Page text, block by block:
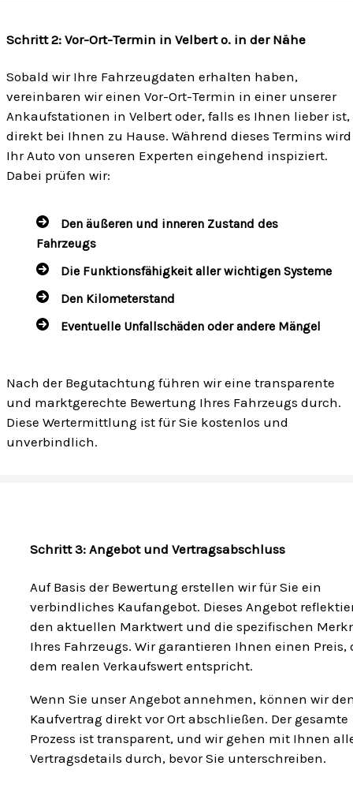
Schritt 2: Vor-Ort-Termin in Velbert o. in der Nähe
Sobald wir Ihre Fahrzeugdaten erhalten haben,
vereinbaren wir einen Vor-Ort-Termin in einer unserer
Ankaufstationen in Velbert oder, falls es Ihnen lieber ist,
direkt bei Ihnen zu Hause. Während dieses Termins wird
Ihr Auto von unseren Experten eingehend inspiziert.
Dabei prüfen wir:
Den äußeren und inneren Zustand des
Fahrzeugs
Die Funktionsfähigkeit aller wichtigen Systeme
Den Kilometerstand
Eventuelle Unfallschäden oder andere Mängel
Nach der Begutachtung führen wir eine transparente
und marktgerechte Bewertung Ihres Fahrzeugs durch.
Diese Wertermittlung ist für Sie kostenlos und
unverbindlich.
Schritt 3: Angebot und Vertragsabschluss
Auf Basis der Bewertung erstellen wir für Sie ein
verbindliches Kaufangebot. Dieses Angebot
den aktuellen Marktwert und die spezifischen
Ihres Fahrzeugs. Wir garantieren Ihnen einen Preis,
dem realen Verkaufswert entspricht.
Wenn Sie unser Angebot annehmen, können wir
Kaufvertrag direkt vor Ort abschließen. Der gesamte
Prozess ist transparent, und wir gehen mit Ihnen
Vertragsdetails durch, bevor Sie unterschreiben.